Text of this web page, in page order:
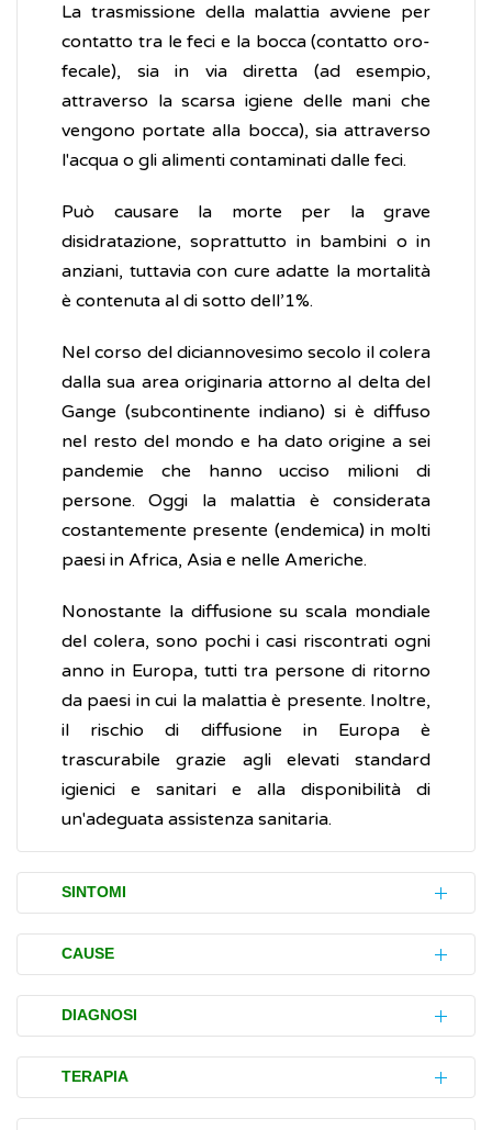
La trasmissione della malattia avviene per
contatto tra le feci e la bocca (contatto oro-
fecale), sia in via diretta (ad esempio,
attraverso la scarsa igiene delle mani che
vengono portate alla bocca), sia attraverso
l'acqua o gli alimenti contaminati dalle feci.
Può causare la morte per la grave
disidratazione, soprattutto in bambini o in
anziani, tuttavia con cure adatte la mortalità
è contenuta al di sotto dell’1%.
Nel corso del diciannovesimo secolo il colera
dalla sua area originaria attorno al delta del
Gange (subcontinente indiano) si è diffuso
nel resto del mondo e ha dato origine a sei
pandemie che hanno ucciso milioni di
persone. Oggi la malattia è considerata
costantemente presente (endemica) in molti
paesi in Africa, Asia e nelle Americhe.
Nonostante la diffusione su scala mondiale
del colera, sono pochi i casi riscontrati ogni
anno in Europa, tutti tra persone di ritorno
da paesi in cui la malattia è presente. Inoltre,
il rischio di diffusione in Europa è
trascurabile grazie agli elevati standard
igienici e sanitari e alla disponibilità di
un'adeguata assistenza sanitaria.
SINTOMI
In una persona che si infetta, il colera, dopo
una breve incubazione che può variare da
poche ore a 4-5 giorni, si manifesta
improvvisamente con ladiarrea, spesso
intensa, che può causare una rapida e
pericolosa perdita di liquidi (disidratazione).
CAUSE
Il colera è una malattia infettiva acuta
causata dal batterioVibrio cholerae.
Il batterio è presente soprattutto nell'acqua,
e può contaminare alimenti, quali molluschi e
DIAGNOSI
Se una persona di ritorno da paesi in cui il
colera è sempre presente (endemiche) ha
TERAPIA